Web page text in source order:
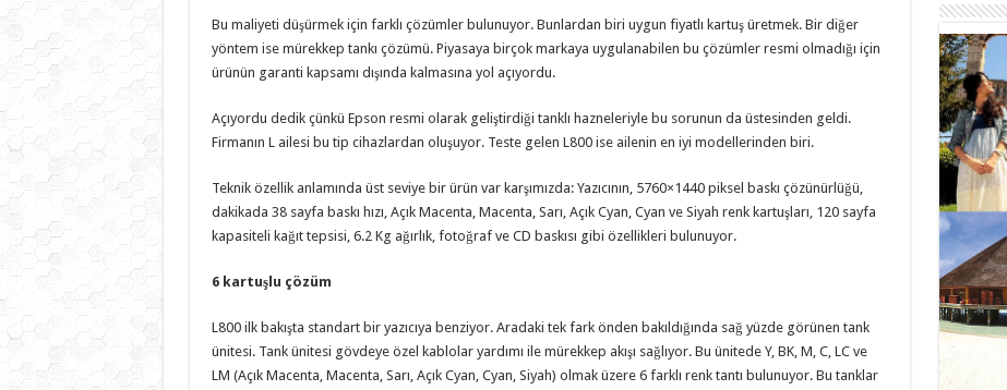
Bu maliyeti düşürmek için farklı çözümler bulunuyor. Bunlardan biri uygun fiyatlı kartuş üretmek. Bir diğer
yöntem ise mürekkep tankı çözümü. Piyasaya birçok markaya uygulanabilen bu çözümler resmi olmadığı için
ürünün garanti kapsamı dışında kalmasına yol açıyordu.
Açıyordu dedik çünkü Epson resmi olarak geliştirdiği tanklı hazneleriyle bu sorunun da üstesinden geldi.
Firmanın L ailesi bu tip cihazlardan oluşuyor. Teste gelen L800 ise ailenin en iyi modellerinden biri.
Teknik özellik anlamında üst seviye bir ürün var karşımızda: Yazıcının, 5760×1440 piksel baskı çözünürlüğü,
dakikada 38 sayfa baskı hızı, Açık Macenta, Macenta, Sarı, Açık Cyan, Cyan ve Siyah renk kartuşları, 120 sayfa
kapasiteli kağıt tepsisi, 6.2 Kg ağırlık, fotoğraf ve CD baskısı gibi özellikleri bulunuyor.
6 kartuşlu çözüm
L800 ilk bakışta standart bir yazıcıya benziyor. Aradaki tek fark önden bakıldığında sağ yüzde görünen tank
ünitesi. Tank ünitesi gövdeye özel kablolar yardımı ile mürekkep akışı sağlıyor. Bu ünitede Y, BK, M, C, LC ve
LM (Açık Macenta, Macenta, Sarı, Açık Cyan, Cyan, Siyah) olmak üzere 6 farklı renk tantı bulunuyor. Bu tanklar